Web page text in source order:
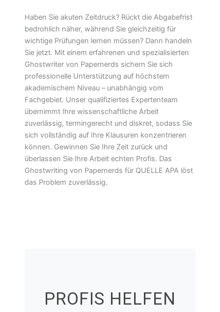
Haben Sie akuten Zeitdruck? Rückt die Abgabefrist
bedrohlich näher, während Sie gleichzeitig für
wichtige Prüfungen lernen müssen? Dann handeln
Sie jetzt. Mit einem erfahrenen und spezialisierten
Ghostwriter von Papernerds sichern Sie sich
professionelle Unterstützung auf höchstem
akademischem Niveau – unabhängig vom
Fachgebiet. Unser qualifiziertes Expertenteam
übernimmt Ihre wissenschaftliche Arbeit
zuverlässig, termingerecht und diskret, sodass Sie
sich vollständig auf Ihre Klausuren konzentrieren
können. Gewinnen Sie Ihre Zeit zurück und
überlassen Sie Ihre Arbeit echten Profis. Das
Ghostwriting von Papernerds für QUELLE APA löst
das Problem zuverlässig.
PROFIS HELFEN